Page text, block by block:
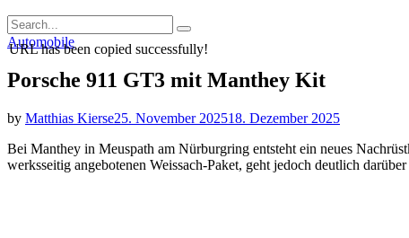
Einstellungen
Search
for:
Search
Categories
Automobile
Porsche 911 GT3 mit Manthey Kit
by Matthias Kierse25. November 202518. Dezember 2025
Bei Manthey in Meuspath am Nürburgring entsteht ein neues
werksseitig angebotenen Weissach-Paket, geht jedoch deutlich
URL has been copied successfully!